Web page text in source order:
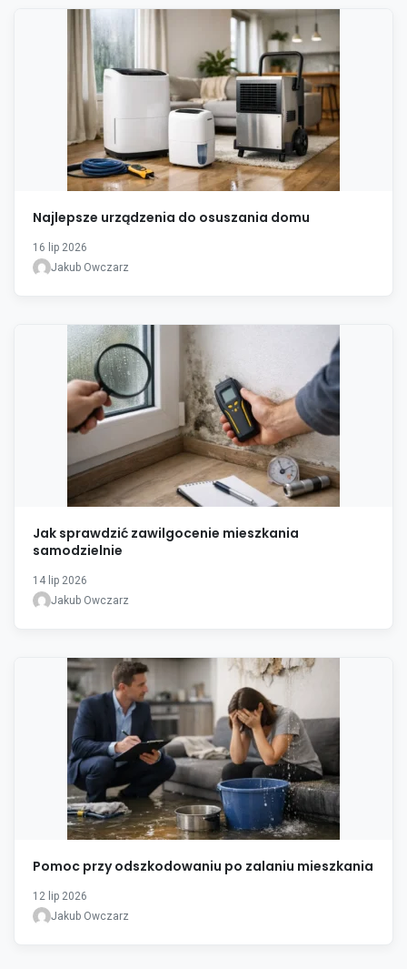
Najlepsze urządzenia do osuszania domu
16 lip 2026
Jakub Owczarz
Jak sprawdzić zawilgocenie mieszkania
samodzielnie
14 lip 2026
Jakub Owczarz
Pomoc przy odszkodowaniu po zalaniu mieszkania
12 lip 2026
Jakub Owczarz